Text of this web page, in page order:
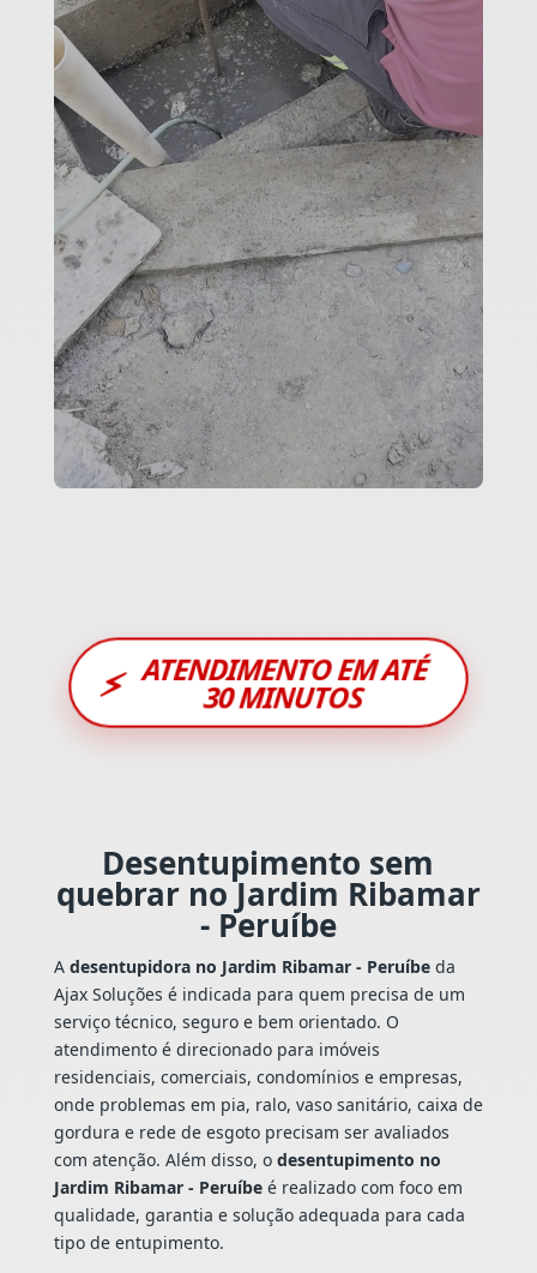
⚡ ATENDIMENTO EM ATÉ
30 MINUTOS
Desentupimento sem
quebrar no Jardim Ribamar
- Peruíbe
A desentupidora no Jardim Ribamar - Peruíbeda
Ajax Soluções é indicada para quem precisa de um
serviço técnico, seguro e bem orientado. O
atendimento é direcionado para imóveis
residenciais, comerciais, condomínios e empresas,
onde problemas em pia, ralo, vaso sanitário, caixa de
gordura e rede de esgoto precisam ser avaliados
com atenção. Além disso, o desentupimento no
Jardim Ribamar - Peruíbeé realizado com foco em
qualidade, garantia e solução adequada para cada
tipo de entupimento.